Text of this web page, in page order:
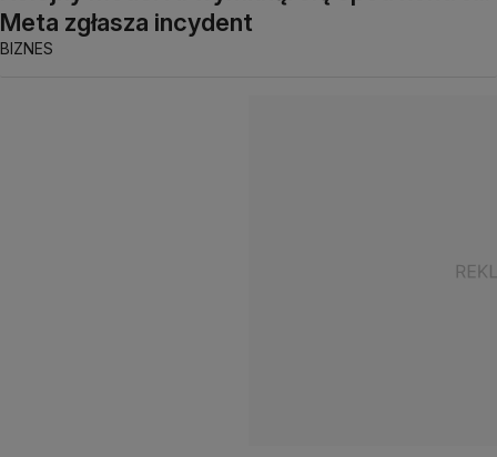
Meta zgłasza incydent
BIZNES